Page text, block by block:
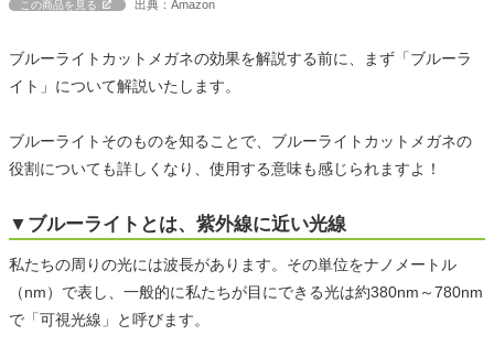
この商品を見る 出典：Amazon
ブルーライトカットメガネの効果を解説する前に、まず「ブルーラ
イト」について解説いたします。
ブルーライトそのものを知ることで、ブルーライトカットメガネの
役割についても詳しくなり、使用する意味も感じられますよ！
▼ブルーライトとは、紫外線に近い光線
私たちの周りの光には波長があります。その単位をナノメートル
（nm）で表し、一般的に私たちが目にできる光は約380nm～780nm
で「可視光線」と呼びます。